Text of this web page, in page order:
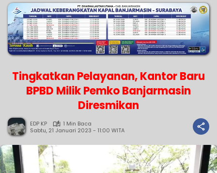
Tingkatkan Pelayanan, Kantor Baru
BPBD Milik Pemko Banjarmasin
Diresmikan
EDP KP
1 Min Baca
Sabtu, 21 Januari 2023 - 11:00 WITA